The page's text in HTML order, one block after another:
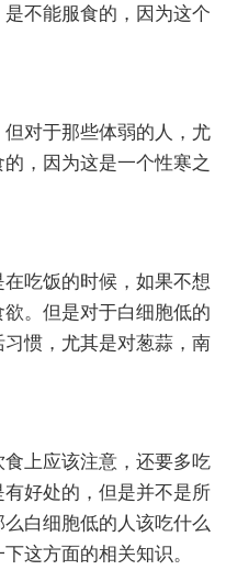
不能服食的，因为这个
对于那些体弱的人，尤
，因为这是一个性寒之
吃饭的时候，如果不想
。但是对于白细胞低的
惯，尤其是对葱蒜，南
上应该注意，还要多吃
好处的，但是并不是所
白细胞低的人该吃什么
这方面的相关知识。